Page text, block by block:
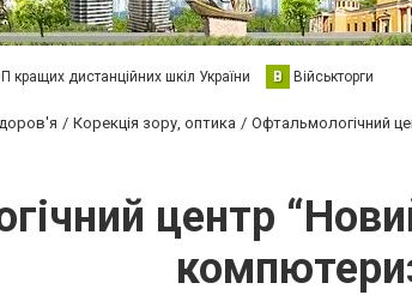
кращих дистанційних шкіл України В Військторги
Корекція зору, оптика Офтальмологічний
центр